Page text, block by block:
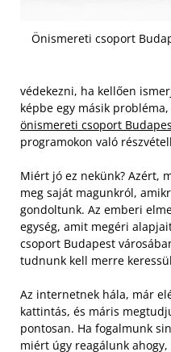
Önismereti csoport
védekezni, ha kellően
képbe egy másik
önismereti csoport
programokon való
Miért jó ez nekünk? Azért,
meg saját magunkról,
gondoltunk. Az emberi
egység, amit megéri
csoport Budapest
tudnunk kell merre
Az internetnek hála, már
kattintás, és máris
pontosan. Ha fogalmunk
miért úgy reagálunk